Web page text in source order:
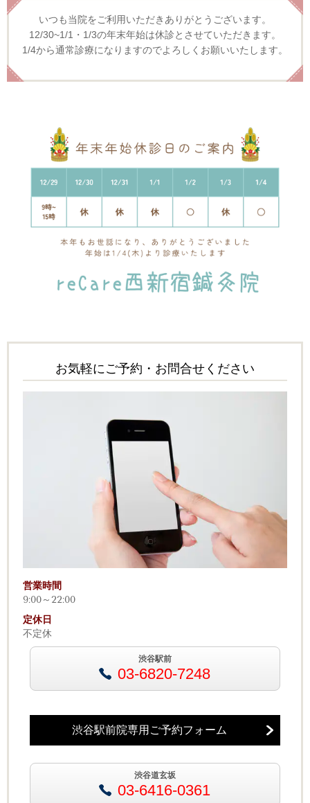
いつも当院をご利用いただきありがとうございます。
12/30~1/1・1/3の年末年始は休診とさせていただきます。
1/4から通常診療になりますのでよろしくお願いいたします。
お気軽にご予約・お問合せください
営業時間
9:00～22:00
定休日
不定休
渋谷駅前
03-6820-7248
渋谷駅前院専用ご予約フォーム
渋谷道玄坂
03-6416-0361